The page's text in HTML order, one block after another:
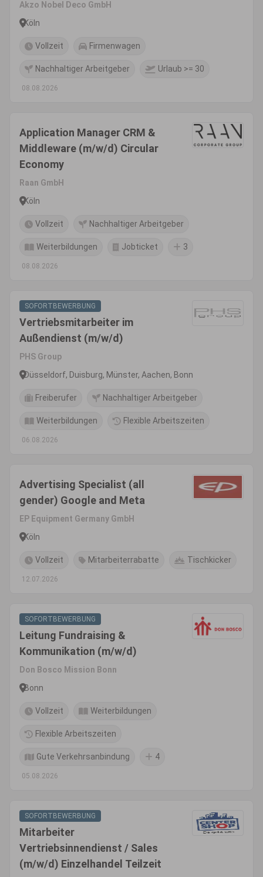
Akzo Nobel Deco GmbH
Köln
Vollzeit Firmenwagen
Nachhaltiger Arbeitgeber Urlaub >= 30
08.08.2026
Application Manager CRM &
Middleware (m/w/d) Circular
Economy
Raan GmbH
Köln
Vollzeit Nachhaltiger Arbeitgeber
Weiterbildungen Jobticket 3
08.08.2026
SOFORTBEWERBUNG
Vertriebsmitarbeiter im
Außendienst (m/w/d)
PHS Group
Düsseldorf, Duisburg, Münster, Aachen, Bonn
Freiberufer Nachhaltiger Arbeitgeber
Weiterbildungen Flexible Arbeitszeiten
06.08.2026
Advertising Specialist (all
gender) Google and Meta
EP Equipment Germany GmbH
Köln
Vollzeit Mitarbeiterrabatte Tischkicker
12.07.2026
SOFORTBEWERBUNG
Leitung Fundraising &
Kommunikation (m/w/d)
Don Bosco Mission Bonn
Bonn
Vollzeit Weiterbildungen
Flexible Arbeitszeiten
Gute Verkehrsanbindung 4
05.08.2026
SOFORTBEWERBUNG
Mitarbeiter
Vertriebsinnendienst / Sales
(m/w/d) Einzelhandel Teilzeit